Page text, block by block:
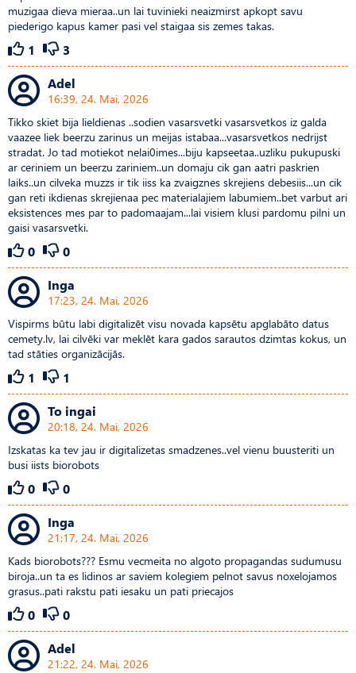
muzigaa dieva mieraa..un lai tuvinieki neaizmirst apkopt savu
piederigo kapus kamer pasi vel staigaa sis zemes takas.
1
3
Adel
16:39, 24. Mai, 2026
Tikko skiet bija lieldienas ..sodien vasarsvetki vasarsvetkos iz galda
vaazee liek beerzu zarinus un meijas istabaa...vasarsvetkos nedrijst
stradat. Jo tad motiekot nelai0imes...biju kapseetaa..uzliku pukupuski
ar ceriniem un beerzu zariniem..un domaju cik gan aatri paskrien
laiks..un cilveka muzzs ir tik iiss ka zvaigznes skrejiens debesiis...un cik
gan reti ikdienas skrejienaa pec materialajiem labumiem..bet varbut ari
eksistences mes par to padomaajam...lai visiem klusi pardomu pilni un
gaisi vasarsvetki.
0
0
Inga
17:23, 24. Mai, 2026
Vispirms būtu labi digitalizēt visu novada kapsētu apglabāto datus
cemety.lv, lai cilvēki var meklēt kara gados sarautos dzimtas kokus, un
tad stāties organizācijās.
1
1
To ingai
20:18, 24. Mai, 2026
Izskatas ka tev jau ir digitalizetas smadzenes..vel vienu buusteriti un
busi iists biorobots
0
0
Inga
21:17, 24. Mai, 2026
Kads biorobots??? Esmu vecmeita no algoto propagandas sudumusu
biroja..un ta es lidinos ar saviem kolegiem pelnot savus noxelojamos
grasus..pati rakstu pati iesaku un pati priecajos
0
0
Adel
21:22, 24. Mai, 2026